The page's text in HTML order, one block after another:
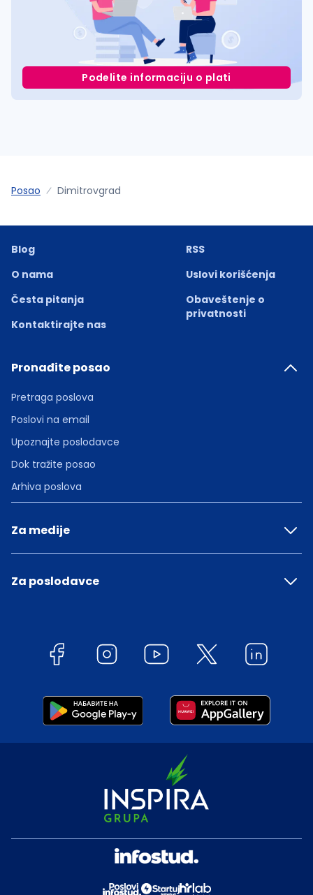
Podelite informaciju o plati
Posao Dimitrovgrad
Blog
O nama
Česta pitanja
Kontaktirajte nas
RSS
Uslovi korišćenja
Obaveštenje o
privatnosti
Pronađite posao
Pretraga poslova
Poslovi na email
Upoznajte poslodavce
Dok tražite posao
Arhiva poslova
Za medije
Za poslodavce